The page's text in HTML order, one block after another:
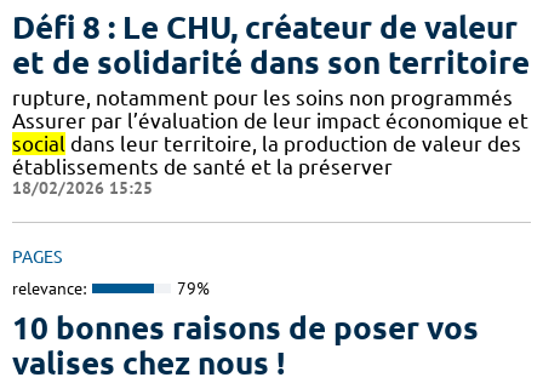
Défi 8 : Le CHU, créateur de valeur
et de solidarité dans son territoire
rupture, notamment pour les soins non programmés
Assurer par l’évaluation de leur impact économique et
social dans leur territoire, la production de valeur des
établissements de santé et la préserver
18/02/2026 15:25
PAGES
relevance: 79%
10 bonnes raisons de poser vos
valises chez nous !